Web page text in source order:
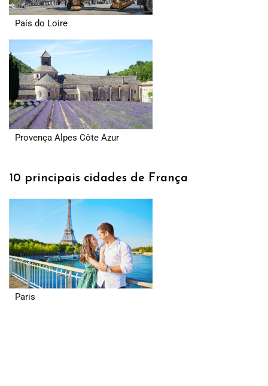
País do Loire
Provença Alpes Côte Azur
10 principais cidades de França
Paris